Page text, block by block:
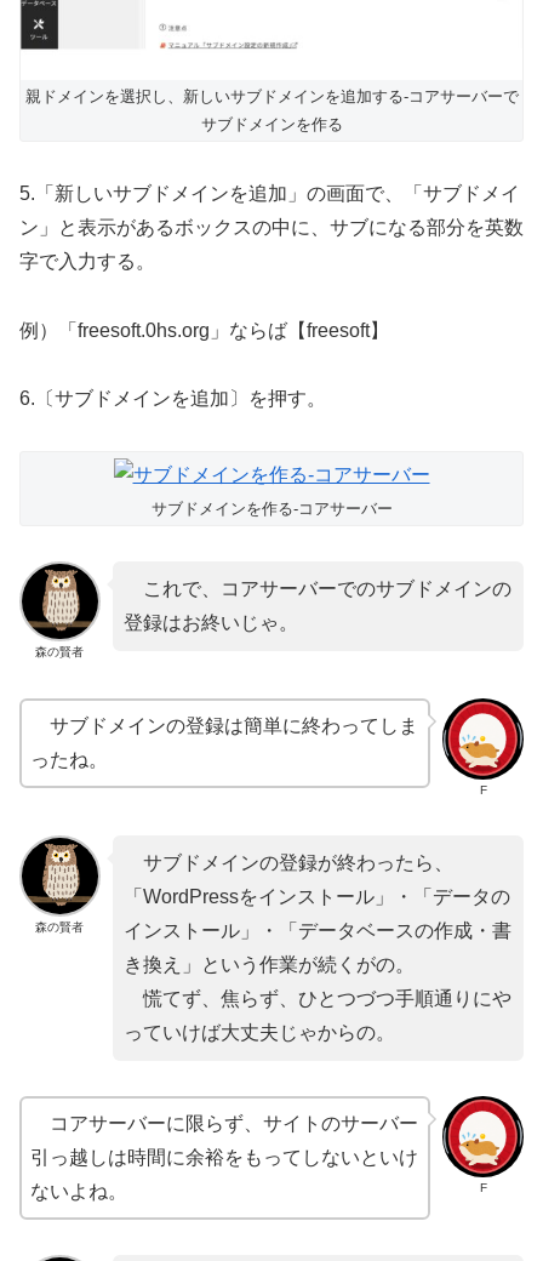
親ドメインを選択し、新しいサブドメインを追加する-コアサーバーで
サブドメインを作る
5.「新しいサブドメインを追加」の画面で、「サブドメイ
ン」と表示があるボックスの中に、サブになる部分を英数
字で入力する。
例）「freesoft.0hs.org」ならば【freesoft】
6.〔サブドメインを追加〕を押す。
サブドメインを作る-コアサーバー
森の賢者
これで、コアサーバーでのサブドメインの
登録はお終いじゃ。
F
サブドメインの登録は簡単に終わってしま
ったね。
森の賢者
サブドメインの登録が終わったら、
「WordPressをインストール」・「データの
インストール」・「データベースの作成・書
き換え」という作業が続くがの。
慌てず、焦らず、ひとつづつ手順通りにや
っていけば大丈夫じゃからの。
F
コアサーバーに限らず、サイトのサーバー
引っ越しは時間に余裕をもってしないといけ
ないよね。